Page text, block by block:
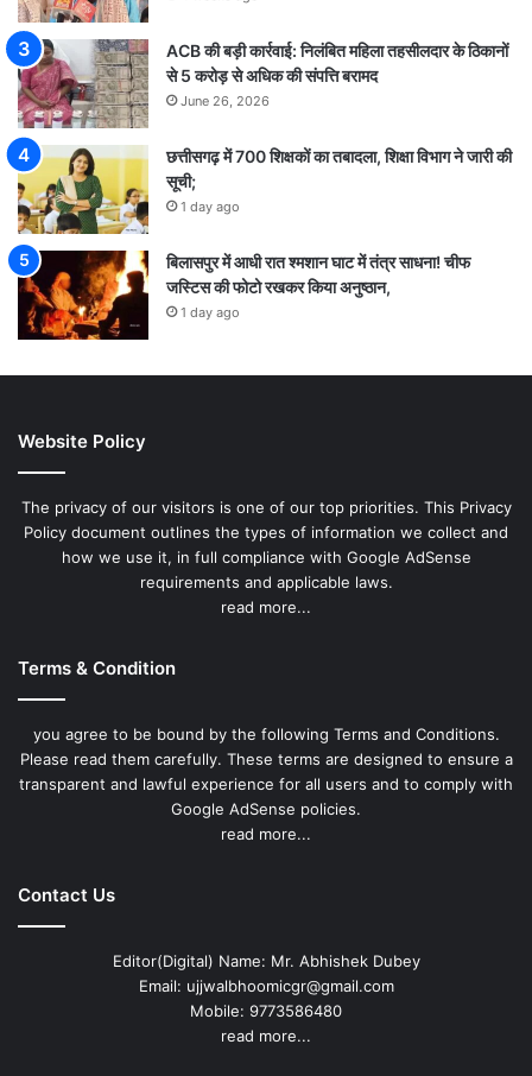
ACB की बड़ी कार्रवाई: निलंबित महिला तहसीलदार के ठिकानों
से 5 करोड़ से अधिक की संपत्ति बरामद
June 26, 2026
छत्तीसगढ़ में 700 शिक्षकों का तबादला, शिक्षा विभाग ने जारी की
सूची;
1 day ago
बिलासपुर में आधी रात श्मशान घाट में तंत्र साधना! चीफ
जस्टिस की फोटो रखकर किया अनुष्ठान,
1 day ago
Website Policy
The privacy of our visitors is one of our top priorities. This Privacy
Policy document outlines the types of information we collect and
how we use it, in full compliance with Google AdSense
requirements and applicable laws.
read more...
Terms & Condition
you agree to be bound by the following Terms and Conditions.
Please read them carefully. These terms are designed to ensure a
transparent and lawful experience for all users and to comply with
Google AdSense policies.
read more...
Contact Us
Editor(Digital) Name: Mr. Abhishek Dubey
Email: ujjwalbhoomicgr@gmail.com
Mobile: 9773586480
read more...